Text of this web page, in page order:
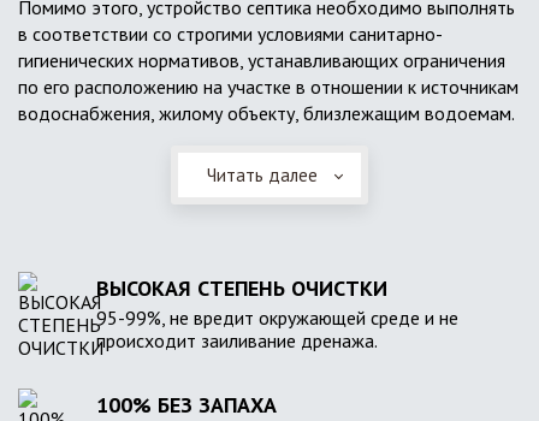
Помимо этого, устройство септика необходимо выполнять
в соответствии со строгими условиями санитарно-
гигиенических нормативов, устанавливающих ограничения
по его расположению на участке в отношении к источникам
водоснабжения, жилому объекту, близлежащим водоемам.
Читать далее
ВЫСОКАЯ СТЕПЕНЬ ОЧИСТКИ
95-99%, не вредит окружающей среде и не
происходит заиливание дренажа.
100% БЕЗ ЗАПАХА